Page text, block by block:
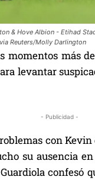
& Hove Albion - Etihad
Reuters/Molly Darlington
más
levantar
- Publicidad -
con
su ausencia
confesó